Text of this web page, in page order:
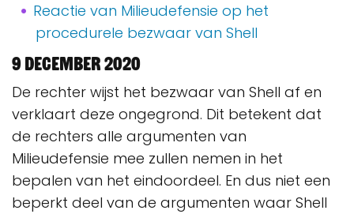
Reactie van Milieudefensie op het
procedurele bezwaar van Shell
9 december 2020
De rechter wijst het bezwaar van Shell af en
verklaart deze ongegrond. Dit betekent dat
de rechters alle argumenten van
Milieudefensie mee zullen nemen in het
bepalen van het eindoordeel. En dus niet een
beperkt deel van de argumenten waar Shell